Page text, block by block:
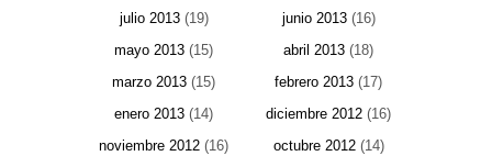
julio 2013(19) junio 2013(16)
mayo 2013 (15) abril 2013 (18)
marzo 2013 (15) febrero 2013 (17)
enero 2013 (14) diciembre 2012 (16)
noviembre 2012 (16) octubre 2012(14)